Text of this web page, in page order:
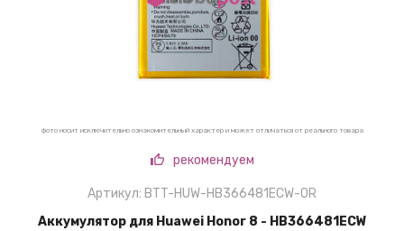
фото носит исключительно ознакомительный характер и может отличаться от реального товара
рекомендуем
Артикул: BTT-HUW-HB366481ECW-OR
Аккумулятор для Huawei Honor 8 - HB366481ECW